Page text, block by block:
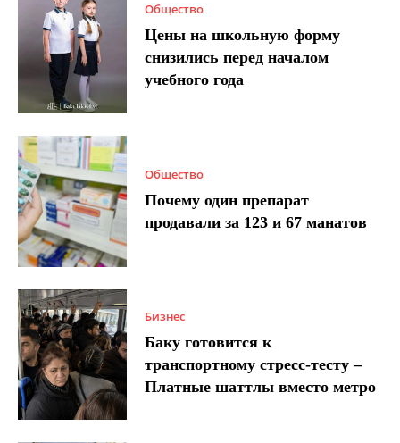
Общество
Цены на школьную форму
снизились перед началом
учебного года
Общество
Почему один препарат
продавали за 123 и 67 манатов
Бизнес
Баку готовится к
транспортному стресс-тесту –
Платные шаттлы вместо метро